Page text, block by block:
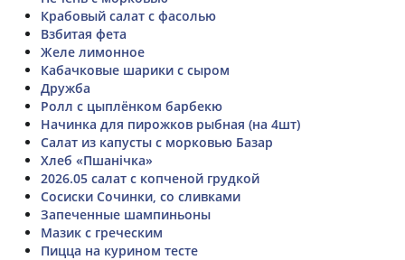
Крабовый салат с фасолью
Взбитая фета
Желе лимонное
Кабачковые шарики с сыром
Дружба
Ролл с цыплёнком барбекю
Начинка для пирожков рыбная (на 4шт)
Салат из капусты с морковью Базар
Хлеб «Пшанiчка»
2026.05 салат с копченой грудкой
Сосиски Сочинки, со сливками
Запеченные шампиньоны
Мазик с греческим
Пицца на курином тесте